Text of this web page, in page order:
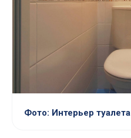
Фото: Интерьер туалета